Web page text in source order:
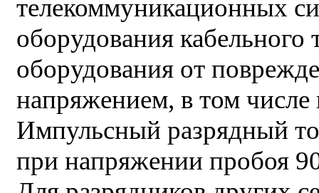
телекоммуникационных
оборудования кабельного
оборудования от
напряжением, в том числе
Импульсный разрядный
при напряжении пробоя